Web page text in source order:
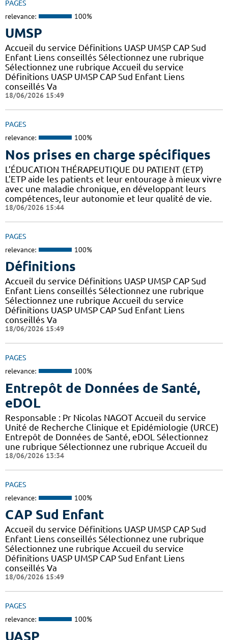
PAGES
relevance: 100%
UMSP
Accueil du service Définitions UASP UMSP CAP Sud
Enfant Liens conseillés Sélectionnez une rubrique
Sélectionnez une rubrique Accueil du service
Définitions UASP UMSP CAP Sud Enfant Liens
conseillés Va
18/06/2026 15:49
PAGES
relevance: 100%
Nos prises en charge spécifiques
L’ÉDUCATION THÉRAPEUTIQUE DU PATIENT (ETP)
L’ETP aide les patients et leur entourage à mieux vivre
avec une maladie chronique, en développant leurs
compétences, leur autonomie et leur qualité de vie.
18/06/2026 15:44
PAGES
relevance: 100%
Définitions
Accueil du service Définitions UASP UMSP CAP Sud
Enfant Liens conseillés Sélectionnez une rubrique
Sélectionnez une rubrique Accueil du service
Définitions UASP UMSP CAP Sud Enfant Liens
conseillés Va
18/06/2026 15:49
PAGES
relevance: 100%
Entrepôt de Données de Santé,
eDOL
Responsable : Pr Nicolas NAGOT Accueil du service
Unité de Recherche Clinique et Epidémiologie (URCE)
Entrepôt de Données de Santé, eDOL Sélectionnez
une rubrique Sélectionnez une rubrique Accueil du
18/06/2026 13:34
PAGES
relevance: 100%
CAP Sud Enfant
Accueil du service Définitions UASP UMSP CAP Sud
Enfant Liens conseillés Sélectionnez une rubrique
Sélectionnez une rubrique Accueil du service
Définitions UASP UMSP CAP Sud Enfant Liens
conseillés Va
18/06/2026 15:49
PAGES
relevance: 100%
UASP